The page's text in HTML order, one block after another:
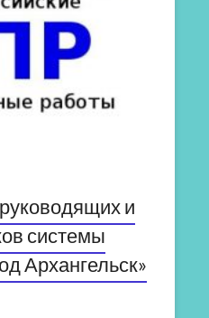
и
системы
Архангельск»